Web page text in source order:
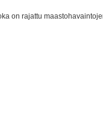
on rajattu